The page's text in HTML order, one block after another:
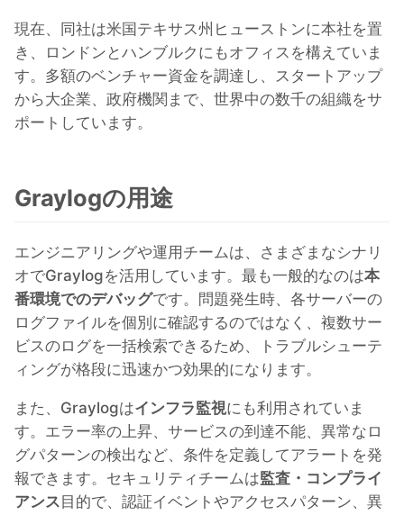
MySQL
Nextcloud
Node-RED
Node.js
OpenSearch
PHP
Postfix
PostgreSQL
現在、同社は米国テキサス州ヒューストンに本社を置
き、ロンドンとハンブルクにもオフィスを構えていま
す。多額のベンチャー資金を調達し、スタートアップ
から大企業、政府機関まで、世界中の数千の組織をサ
ポートしています。
Graylogの用途
エンジニアリングや運用チームは、さまざまなシナリ
オでGraylogを活用しています。最も一般的なのは本
番環境でのデバッグです。問題発生時、各サーバーの
ログファイルを個別に確認するのではなく、複数サー
ビスのログを一括検索できるため、トラブルシューテ
ィングが格段に迅速かつ効果的になります。
また、Graylogはインフラ監視にも利用されていま
す。エラー率の上昇、サービスの到達不能、異常なロ
グパターンの検出など、条件を定義してアラートを発
報できます。セキュリティチームは監査・コンプライ
アンス 目的で、認証イベントやアクセスパターン、異